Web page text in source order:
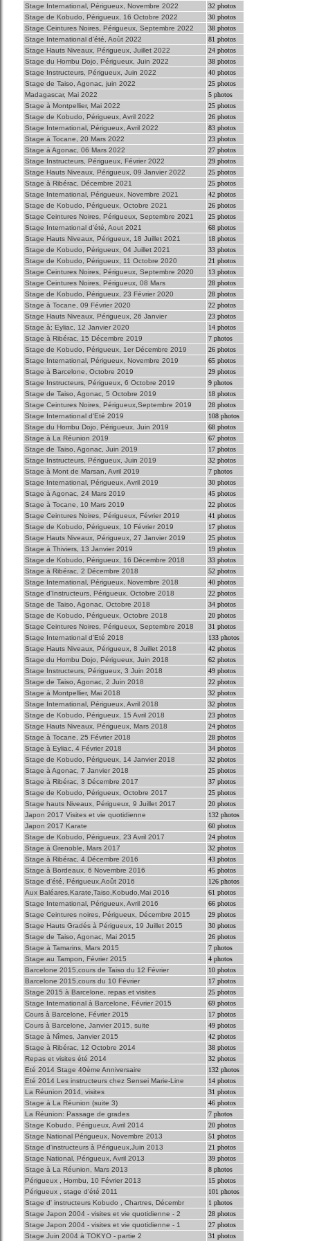
Stage International, Périgueux, Novembre 2022
32 photos
Stage de Kobudo, Périgueux, 16 Octobre 2022
30 photos
Stage Ceintures Noires, Périgueux, Septembre 2022
38 photos
Stage International d'été, Aoùt 2022
81 photos
Stage Hauts Niveaux, Périgueux, Juillet 2022
24 photos
Stage du Hombu Dojo, Périgueux, Juin 2022
38 photos
Stage Instructeurs, Périgueux, Juin 2022
40 photos
Stage de Taiso, Agonac, juin 2022
25 photos
Madagascar, Mai 2022
5 photos
Stage à Montpellier, Mai 2022
25 photos
Stage de Kobudo, Périgueux, Avril 2022
26 photos
Stage International, Périgueux, Avril 2022
83 photos
Stage à Tocane, 20 Mars 2022
23 photos
Stage à Agonac, 06 Mars 2022
27 photos
Stage Instructeurs, Périgueux, Février 2022
29 photos
Stage Hauts Niveaux, Périgueux, 09 Janvier 2022
25 photos
Stage à Ribérac, Décembre 2021
25 photos
Stage International, Périgueux, Novembre 2021
42 photos
Stage de Kobudo, Périgueux, Octobre 2021
26 photos
Stage Ceintures Noires, Périgueux, Septembre 2021
25 photos
Stage International d'été, Aout 2021
68 photos
Stage Hauts Niveaux, Périgueux, 18 Juillet 2021
18 photos
Stage de Kobudo, Périgueux, 04 Juillet 2021
33 photos
Stage de Kobudo, Périgueux, 11 Octobre 2020
21 photos
Stage Ceintures Noires, Périgueux, Septembre 2020
13 photos
Stage Ceintures Noires, Périgueux, 08 Mars
28 photos
Stage de Kobudo, Périgueux, 23 Février 2020
28 photos
Stage à Tocane, 09 Février 2020
22 photos
Stage Hauts Niveaux, Périgueux, 26 Janvier
23 photos
Stage à; Eyliac, 12 Janvier 2020
14 photos
Stage à Ribérac, 15 Décembre 2019
7 photos
Stage de Kobudo, Périgueux, 1er Décembre 2019
26 photos
Stage International, Périgueux, Novembre 2019
65 photos
Stage à Barcelone, Octobre 2019
29 photos
Stage Instructeurs, Périgueux, 6 Octobre 2019
9 photos
Stage de Taiso, Agonac, 5 Octobre 2019
18 photos
Stage Ceintures Noires, Périgueux,Septembre 2019
28 photos
Stage International d'Eté 2019
108 photos
Stage du Hombu Dojo, Périgueux, Juin 2019
68 photos
Stage à La Réunion 2019
67 photos
Stage de Taiso, Agonac, Juin 2019
17 photos
Stage Instructeurs, Périgueux, Juin 2019
32 photos
Stage à Mont de Marsan, Avril 2019
7 photos
Stage International, Périgueux, Avril 2019
30 photos
Stage à Agonac, 24 Mars 2019
45 photos
Stage à Tocane, 10 Mars 2019
22 photos
Stage Ceintures Noires, Périgueux, Février 2019
41 photos
Stage de Kobudo, Périgueux, 10 Février 2019
17 photos
Stage Hauts Niveaux, Périgueux, 27 Janvier 2019
25 photos
Stage à Thiviers, 13 Janvier 2019
19 photos
Stage de Kobudo, Périgueux, 16 Décembre 2018
33 photos
Stage à Ribérac, 2 Décembre 2018
52 photos
Stage International, Périgueux, Novembre 2018
40 photos
Stage d'Instructeurs, Périgueux, Octobre 2018
22 photos
Stage de Taiso, Agonac, Octobre 2018
34 photos
Stage de Kobudo, Périgueux, Octobre 2018
20 photos
Stage Ceintures Noires, Périgueux, Septembre 2018
31 photos
Stage International d'Eté 2018
133 photos
Stage Hauts Niveaux, Périgueux, 8 Juillet 2018
42 photos
Stage du Hombu Dojo, Périgueux, Juin 2018
62 photos
Stage Instructeurs, Périgueux, 3 Juin 2018
49 photos
Stage de Taiso, Agonac, 2 Juin 2018
22 photos
Stage à Montpellier, Mai 2018
32 photos
Stage International, Périgueux, Avril 2018
32 photos
Stage de Kobudo, Périgueux, 15 Avril 2018
23 photos
Stage Hauts Niveaux, Périgueux, Mars 2018
24 photos
Stage à Tocane, 25 Février 2018
28 photos
Stage à Eyliac, 4 Février 2018
34 photos
Stage de Kobudo, Périgueux, 14 Janvier 2018
32 photos
Stage à Agonac, 7 Janvier 2018
25 photos
Stage à Ribérac, 3 Décembre 2017
37 photos
Stage de Kobudo, Périgueux, Octobre 2017
25 photos
Stage hauts Niveaux, Périgueux, 9 Juillet 2017
20 photos
Japon 2017 Visites et vie quotidienne
132 photos
Japon 2017 Karate
60 photos
Stage de Kobudo, Périgueux, 23 Avril 2017
24 photos
Stage à Grenoble, Mars 2017
32 photos
Stage à Ribérac, 4 Décembre 2016
43 photos
Stage à Bordeaux, 6 Novembre 2016
45 photos
Stage d'été, Périgueux,Août 2016
126 photos
Aux Baléares,Karate,Taiso,Kobudo,Mai 2016
61 photos
Stage International, Périgueux, Avril 2016
66 photos
Stage Ceintures noires, Périgueux, Décembre 2015
29 photos
Stage Hauts Gradés à Périgueux, 19 Juillet 2015
30 photos
Stage de Taiso, Agonac, Mai 2015
26 photos
Stage à Tamarins, Mars 2015
7 photos
Stage au Tampon, Février 2015
4 photos
Barcelone 2015,cours de Taiso du 12 Février
10 photos
Barcelone 2015,cours du 10 Février
17 photos
Stage 2015 à Barcelone, repas et visites
25 photos
Stage International à Barcelone, Février 2015
69 photos
Cours à Barcelone, Février 2015
17 photos
Cours à Barcelone, Janvier 2015, suite
49 photos
Stage à Nîmes, Janvier 2015
42 photos
Stage à Ribérac, 12 Octobre 2014
38 photos
Repas et visites été 2014
32 photos
Eté 2014 Stage 40ème Anniversaire
132 photos
Eté 2014 Les instructeurs chez Sensei Marie-Line
14 photos
La Réunion 2014, visites
31 photos
Stage à La Réunion (suite 3)
46 photos
La Réunion: Passage de grades
7 photos
Stage Kobudo, Périgueux, Avril 2014
20 photos
Stage National Périgueux, Novembre 2013
51 photos
Stage d'instructeurs à Périgueux,Juin 2013
21 photos
Stage National, Périgueux, Avril 2013
39 photos
Stage à La Réunion, Mars 2013
8 photos
Périgueux , Hombu, 10 Février 2013
15 photos
Périgueux , stage d'été 2011
101 photos
Stage d' instructeurs Kobudo , Chartres, Décembr
1 photos
Stage Japon 2004 - visites et vie quotidienne - 2
28 photos
Stage Japon 2004 - visites et vie quotidienne - 1
27 photos
Stage Juin 2004 à TOKYO - partie 2
31 photos